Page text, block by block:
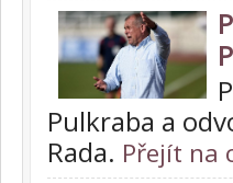
Pulkraba a
Rada. Přejít na